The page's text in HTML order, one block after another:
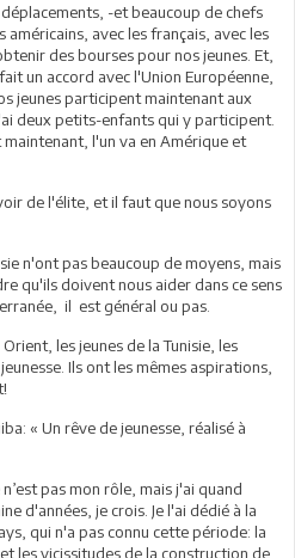
-et beaucoup de chefs
avec les français, avec les
des bourses pour nos jeunes. Et,
un accord avec l'Union Européenne,
jeunes participent maintenant aux
deux petits-enfants qui y participent.
l'un va en Amérique et
de l'élite, et il faut que nous soyons
n'ont pas beaucoup de moyens, mais
qu'ils doivent nous aider dans ce sens
il est général ou pas.
les jeunes de la Tunisie, les
Ils ont les mêmes aspirations,
« Un rêve de jeunesse, réalisé à
pas mon rôle, mais j'ai quand
d'années, je crois. Je l'ai dédié à la
qui n'a pas connu cette période: la
les vicissitudes de la construction de